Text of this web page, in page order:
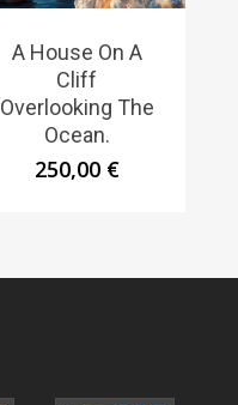
A House On A
Cliff
Overlooking The
Ocean.
250,00 €